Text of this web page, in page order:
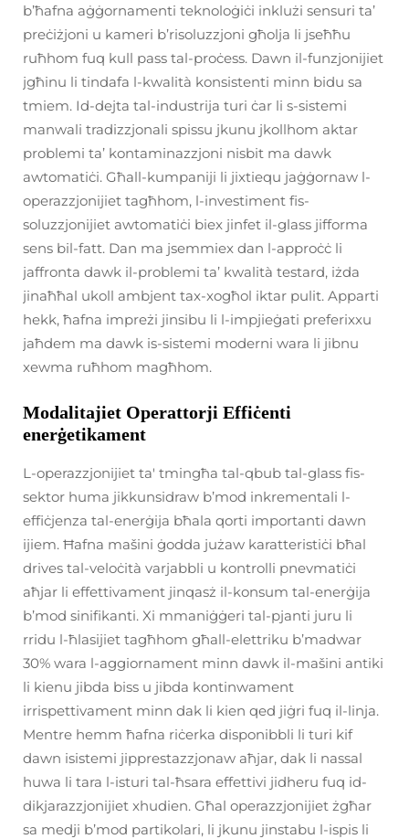
b’ħafna aġġornamenti teknoloġiċi inklużi sensuri ta’
preċiżjoni u kameri b’risoluzzjoni għolja li jseħħu
ruħhom fuq kull pass tal-proċess. Dawn il-funzjonijiet
jgħinu li tindafa l-kwalità konsistenti minn bidu sa
tmiem. Id-dejta tal-industrija turi ċar li s-sistemi
manwali tradizzjonali spissu jkunu jkollhom aktar
problemi ta’ kontaminazzjoni nisbit ma dawk
awtomatiċi. Għall-kumpaniji li jixtiequ jaġġornaw l-
operazzjonijiet tagħhom, l-investiment fis-
soluzzjonijiet awtomatiċi biex jinfet il-glass jifforma
sens bil-fatt. Dan ma jsemmiex dan l-approċċ li
jaffronta dawk il-problemi ta’ kwalità testard, iżda
jinaħħal ukoll ambjent tax-xogħol iktar pulit. Apparti
hekk, ħafna impreżi jinsibu li l-impjieġati preferixxu
jaħdem ma dawk is-sistemi moderni wara li jibnu
xewma ruħhom magħhom.
Modalitajiet Operattorji Effiċenti
enerġetikament
L-operazzjonijiet ta' tmingħa tal-qbub tal-glass fis-
sektor huma jikkunsidraw b’mod inkrementali l-
effiċjenza tal-enerġija bħala qorti importanti dawn
ijiem. Ħafna mašini ġodda jużaw karatteristiċi bħal
drives tal-veloċità varjabbli u kontrolli pnevmatiċi
aħjar li effettivament jinqasż il-konsum tal-enerġija
b’mod sinifikanti. Xi mmaniġġeri tal-pjanti juru li
rridu l-ħlasijiet tagħhom għall-elettriku b’madwar
30% wara l-aggiornament minn dawk il-mašini antiki
li kienu jibda biss u jibda kontinwament
irrispettivament minn dak li kien qed jiġri fuq il-linja.
Mentre hemm ħafna riċerka disponibbli li turi kif
dawn isistemi jipprestazzjonaw aħjar, dak li nassal
huwa li tara l-isturi tal-ħsara effettivi jidheru fuq id-
dikjarazzjonijiet xhudien. Għal operazzjonijiet żgħar
sa medji b’mod partikolari, li jkunu jinstabu l-ispis li